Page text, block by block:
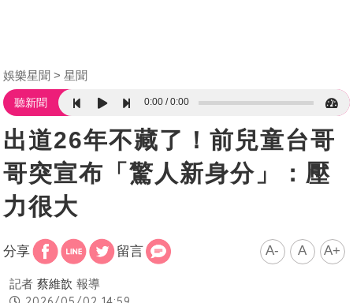
娛樂星聞 星聞
聽新聞 0:00 0:00
出道26年不藏了！前兒童台哥
哥突宣布「驚人新身分」：壓
力很大
分享 留言 A- A A+
記者 蔡維歆 報導